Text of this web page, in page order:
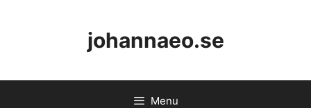
johannaeo.se
Menu